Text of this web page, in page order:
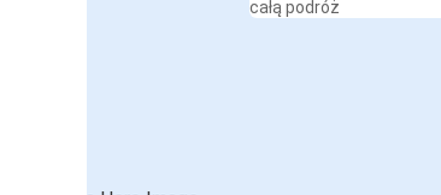
całą podróż